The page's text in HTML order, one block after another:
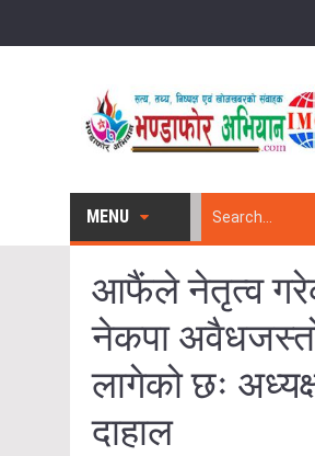
MENU
आफैंले नेतृत्व
नेकपा
लागेको छः
दाहाल